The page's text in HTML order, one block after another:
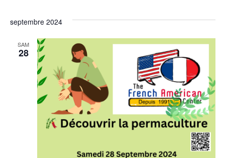
septembre 2024
SAM
28